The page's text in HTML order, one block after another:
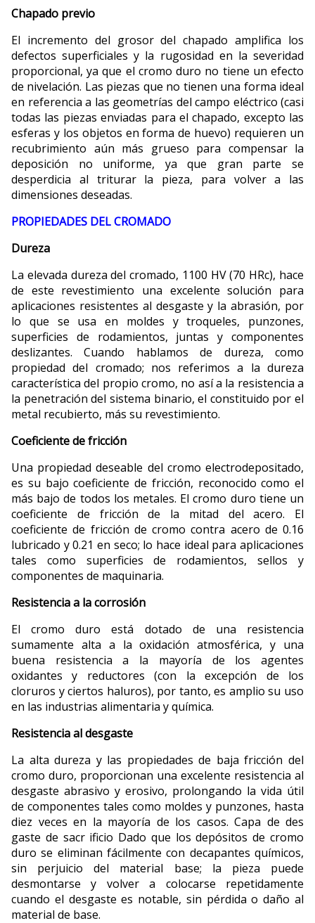
Chapado previo
El incremento del grosor del chapado amplifica los
defectos superficiales y la rugosidad en la severidad
proporcional, ya que el cromo duro no tiene un efecto
de nivelación. Las piezas que no tienen una forma ideal
en referencia a las geometrías del campo eléctrico (casi
todas las piezas enviadas para el chapado, excepto las
esferas y los objetos en forma de huevo) requieren un
recubrimiento aún más grueso para compensar la
deposición no uniforme, ya que gran parte se
desperdicia al triturar la pieza, para volver a las
dimensiones deseadas.
PROPIEDADES DEL CROMADO
Dureza
La elevada dureza del cromado, 1100 HV (70 HRc), hace
de este revestimiento una excelente solución para
aplicaciones resistentes al desgaste y la abrasión, por
lo que se usa en moldes y troqueles, punzones,
superficies de rodamientos, juntas y componentes
deslizantes. Cuando hablamos de dureza, como
propiedad del cromado; nos referimos a la dureza
característica del propio cromo, no así a la resistencia a
la penetración del sistema binario, el constituido por el
metal recubierto, más su revestimiento.
Coeficiente de fricción
Una propiedad deseable del cromo electrodepositado,
es su bajo coeficiente de fricción, reconocido como el
más bajo de todos los metales. El cromo duro tiene un
coeficiente de fricción de la mitad del acero. El
coeficiente de fricción de cromo contra acero de 0.16
lubricado y 0.21 en seco; lo hace ideal para aplicaciones
tales como superficies de rodamientos, sellos y
componentes de maquinaria.
Resistencia a la corrosión
El cromo duro está dotado de una resistencia
sumamente alta a la oxidación atmosférica, y una
buena resistencia a la mayoría de los agentes
oxidantes y reductores (con la excepción de los
cloruros y ciertos haluros), por tanto, es amplio su uso
en las industrias alimentaria y química.
Resistencia al desgaste
La alta dureza y las propiedades de baja fricción del
cromo duro, proporcionan una excelente resistencia al
desgaste abrasivo y erosivo, prolongando la vida útil
de componentes tales como moldes y punzones, hasta
diez veces en la mayoría de los casos. Capa de des
gaste de sacr ificio Dado que los depósitos de cromo
duro se eliminan fácilmente con decapantes químicos,
sin perjuicio del material base; la pieza puede
desmontarse y volver a colocarse repetidamente
cuando el desgaste es notable, sin pérdida o daño al
material de base.